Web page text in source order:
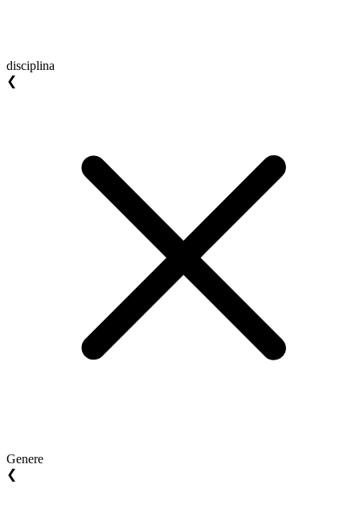
disciplina
❮
Genere
❮